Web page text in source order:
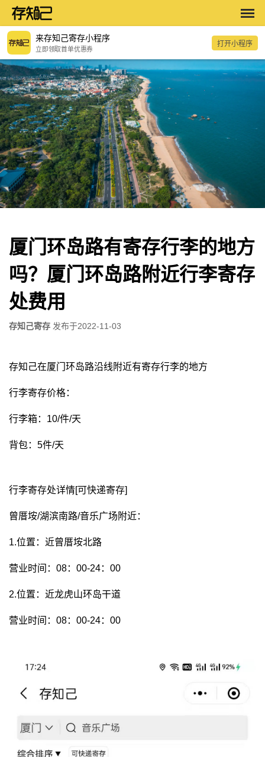
来存知己寄存小程序
立即领取首单优惠券
打开小程序
厦门环岛路有寄存行李的地方
吗？厦门环岛路附近行李寄存
处费用
存知己寄存 发布于2022-11-03
存知己在厦门环岛路沿线附近有寄存行李的地方
行李寄存价格：
行李箱：10/件/天
背包：5件/天
行李寄存处详情[可快递寄存]
曾厝垵/湖滨南路/音乐广场附近：
1.位置：近曾厝垵北路
营业时间：08：00-24：00
2.位置：近龙虎山环岛干道
营业时间：08：00-24：00